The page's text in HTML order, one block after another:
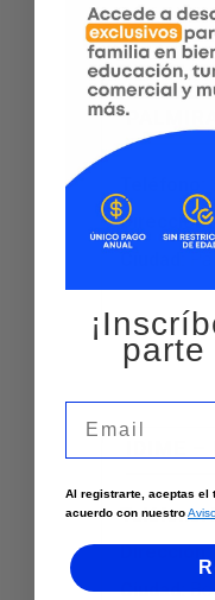
PALMIRA
Dirección:
Teléfono:
Dirección:
Ciudad:
parte
Al registrarte, aceptas el
acuerdo con nuestro